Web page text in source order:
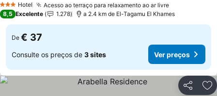
3 EstrelasHotel Acesso ao terraço para relaxamento ao ar livre
8,5 Excelente 1.278 a 2.4 km de El-Tagamu El Khames
De € 37
Consulte os preços de 3 sites Ver preços
Partilhar